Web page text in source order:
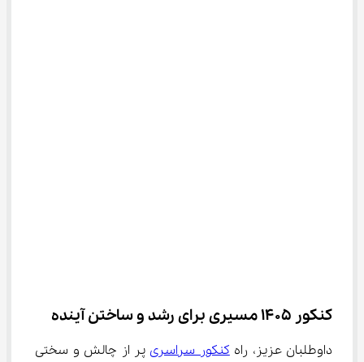
کنکور 1405 مسیری برای رشد و ساختن آینده
داوطلبان عزیز، راه کنکور سراسری پر از چالش و سختی